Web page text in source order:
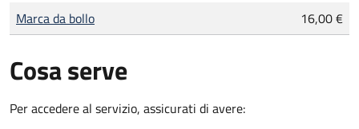
Tipo di pagamento
Importo
Marca da bollo 16,00 €
Cosa serve
Per accedere al servizio, assicurati di avere: